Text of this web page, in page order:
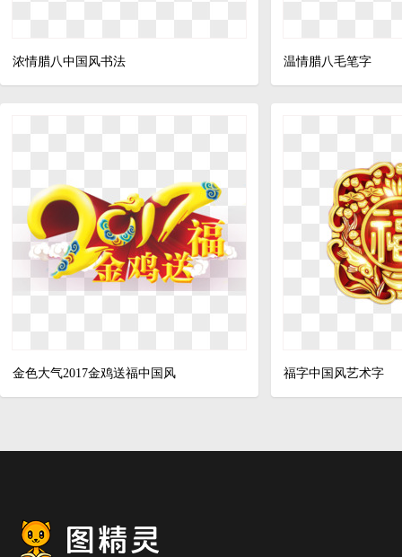
浓情腊八中国风书法 温情腊八毛笔字
金色大气2017金鸡送福中国风 福字中国风艺术字